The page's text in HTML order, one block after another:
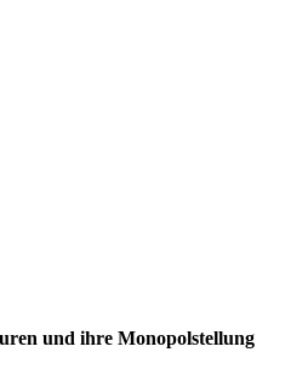
und ihre Monopolstellung